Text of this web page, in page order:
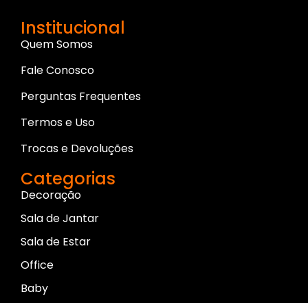
Institucional
Quem Somos
Fale Conosco
Perguntas Frequentes
Termos e Uso
Trocas e Devoluções
Categorias
Decoração
Sala de Jantar
Sala de Estar
Office
Baby